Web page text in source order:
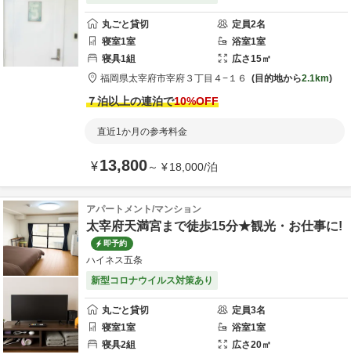
丸ごと貸切 定員2名
寝室1室 浴室1室
寝具1組 広さ15㎡
福岡県太宰府市宰府３丁目４−１６ 目的地から2.1km
７泊以上の連泊で10%OFF
直近1か月の参考料金
¥13,800～ ¥18,000/泊
アパートメント/マンション
太宰府天満宮まで徒歩15分★観光・お仕事に!
即予約
ハイネス五条
新型コロナウイルス対策あり
丸ごと貸切 定員3名
寝室1室 浴室1室
寝具2組 広さ20㎡